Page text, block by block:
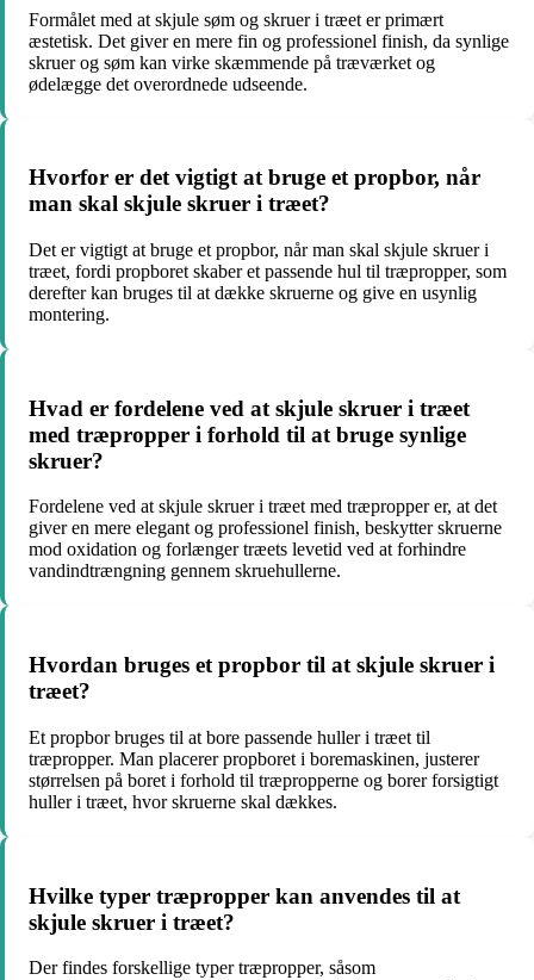
Formålet med at skjule søm og skruer i træet er primært
æstetisk. Det giver en mere fin og professionel finish, da synlige
skruer og søm kan virke skæmmende på træværket og
ødelægge det overordnede udseende.
Hvorfor er det vigtigt at bruge et propbor, når
man skal skjule skruer i træet?
Det er vigtigt at bruge et propbor, når man skal skjule skruer i
træet, fordi propboret skaber et passende hul til træpropper, som
derefter kan bruges til at dække skruerne og give en usynlig
montering.
Hvad er fordelene ved at skjule skruer i træet
med træpropper i forhold til at bruge synlige
skruer?
Fordelene ved at skjule skruer i træet med træpropper er, at det
giver en mere elegant og professionel finish, beskytter skruerne
mod oxidation og forlænger træets levetid ved at forhindre
vandindtrængning gennem skruehullerne.
Hvordan bruges et propbor til at skjule skruer i
træet?
Et propbor bruges til at bore passende huller i træet til
træpropper. Man placerer propboret i boremaskinen, justerer
størrelsen på boret i forhold til træpropperne og borer forsigtigt
huller i træet, hvor skruerne skal dækkes.
Hvilke typer træpropper kan anvendes til at
skjule skruer i træet?
Der findes forskellige typer træpropper, såsom